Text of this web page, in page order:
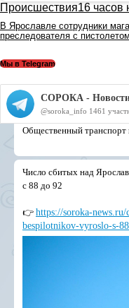
Происшествия16 часов
В Ярославле сотрудники
преследователя с пистолетом
Мы в Telegram